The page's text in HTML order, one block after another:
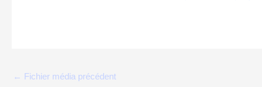
← Fichier média précédent